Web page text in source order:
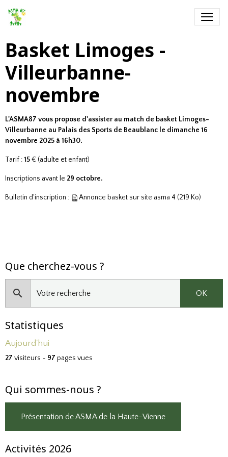
Basket Limoges -
Villeurbanne-
novembre
L'ASMA87 vous propose d'assister au match de basket Limoges-
Villeurbanne au Palais des Sports de Beaublanc le dimanche 16
novembre 2025 à 16h30.
Tarif :15€ (adulte et enfant)
Inscriptions avant le 29 octobre.
Bulletin d'inscription : Annonce basket sur site asma 4 (219 Ko)
Que cherchez-vous ?
OK
Statistiques
Aujourd'hui
27 visiteurs - 97 pages vues
Qui sommes-nous ?
Présentation de ASMA de la Haute-Vienne
Activités 2026